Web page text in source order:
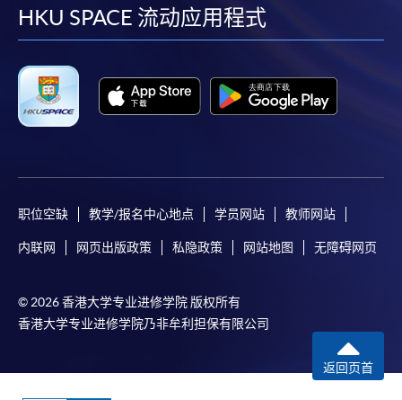
facebook
youtube
linkedin
HKU SPACE 流动应用程式
职位空缺 教学/报名中心地点 学员网站 教师网站
内联网 网页出版政策 私隐政策 网站地图 无障碍网页
© 2026 香港大学专业进修学院 版权所有
香港大学专业进修学院乃非牟利担保有限公司
返回页首